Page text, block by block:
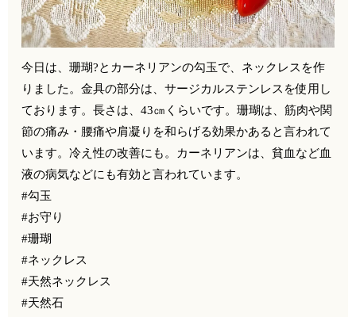
今日は、珊瑚?とカーネリアンの勾玉で、ネックレスを作
りました。金具の部分は、サージカルステンレスを使用し
ております。長さは、43㎝くらいです。️珊瑚は、筋肉や関
節の痛み・腰痛や肩凝りを和らげる効果かあると言われて
います。冷え性の改善にも。️カーネリアンは、貧血など血
液の病気などにも有効と言われています。
#勾玉
#お守り
#珊瑚
#ネックレス
#天然ネックレス
#天然石